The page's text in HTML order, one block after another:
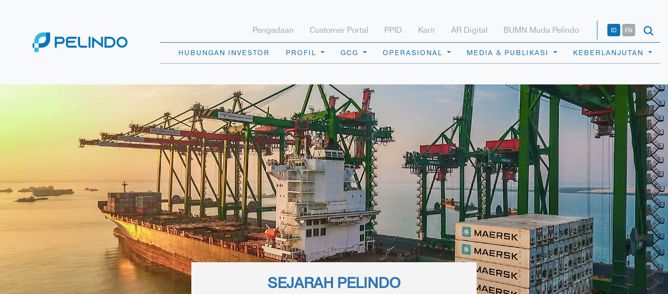
Pengadaan Customer Portal PPID Karir AR Digital BUMN Muda Pelindo ID EN
HUBUNGAN INVESTOR PROFIL GCG OPERASIONAL MEDIA & PUBLIKASI KEBERLANJUTAN
SEJARAH PELINDO